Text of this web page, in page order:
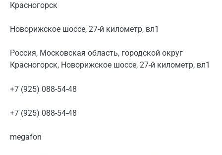
Красногорск
Новорижское шоссе, 27-й километр, вл1
Россия, Московская область, городской округ
Красногорск, Новорижское шоссе, 27-й километр, вл1
+7 (925) 088-54-48
+7 (925) 088-54-48
megafon